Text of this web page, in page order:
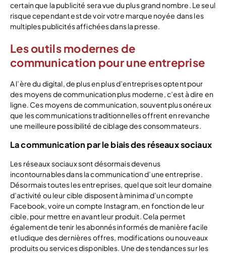
certain que la publicité sera vue du plus grand nombre. Le seul
risque cependant est de voir votre marque noyée dans les
multiples publicités affichées dans la presse.
Les outils modernes de
communication pour une entreprise
A l’ère du digital, de plus en plus d’entreprises optent pour
des moyens de communication plus moderne, c’est à dire en
ligne. Ces moyens de communication, souvent plus onéreux
que les communications traditionnelles offrent en revanche
une meilleure possibilité de ciblage des consommateurs.
La communication par le biais des réseaux sociaux
Les réseaux sociaux sont désormais devenus
incontournables dans la communication d’une entreprise.
Désormais toutes les entreprises, quel que soit leur domaine
d’activité ou leur cible disposent à minima d’un compte
Facebook, voire un compte Instagram, en fonction de leur
cible, pour mettre en avant leur produit. Cela permet
également de tenir les abonnés informés de manière facile
et ludique des dernières offres, modifications ou nouveaux
produits ou services disponibles. Une des tendances sur les